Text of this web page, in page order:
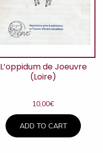
L’oppidum de Joeuvre
(Loire)
10,00€
ADD TO CART